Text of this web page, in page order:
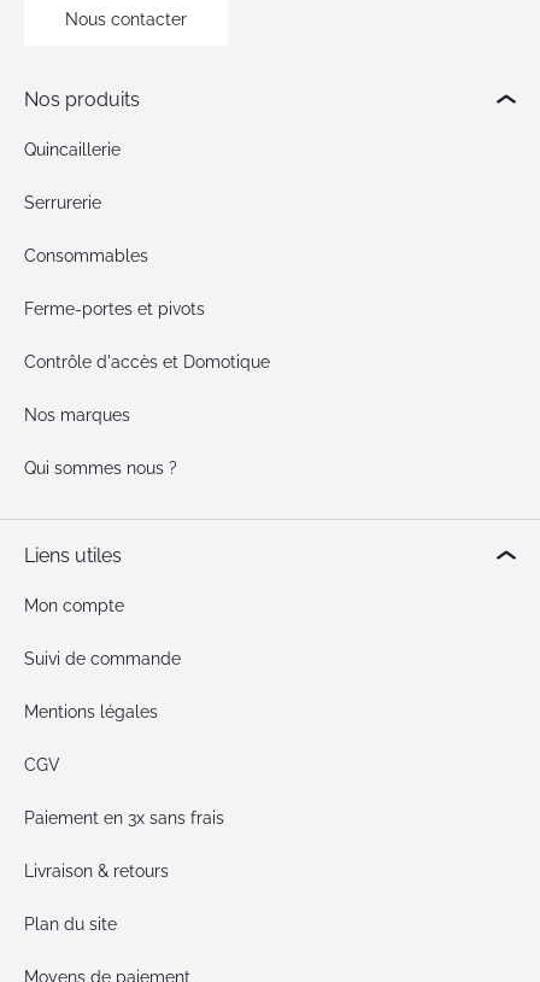
Nous contacter
Nos produits
Quincaillerie
Serrurerie
Consommables
Ferme-portes et pivots
Contrôle d'accès et Domotique
Nos marques
Qui sommes nous ?
Liens utiles
Mon compte
Suivi de commande
Mentions légales
CGV
Paiement en 3x sans frais
Livraison & retours
Plan du site
Moyens de paiement